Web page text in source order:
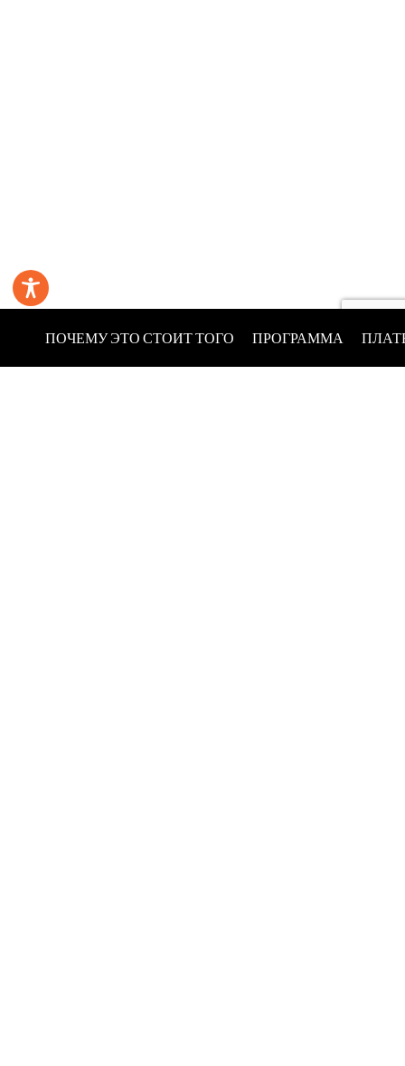
ПОЧЕМУ ЭТО СТОИТ ТОГО ПРОГРАММА